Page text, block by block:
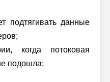
подтягивать данные
когда потоковая
подошла;